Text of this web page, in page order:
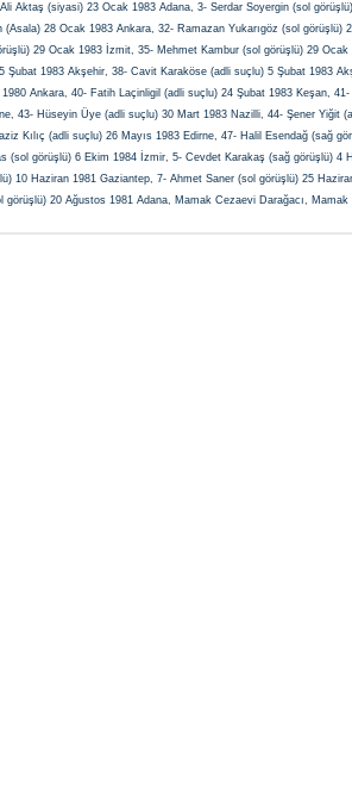
Aktaş (siyasi) 23 Ocak 1983 Adana, 3- Serdar Soyergin (sol
(Asala) 28 Ocak 1983 Ankara, 32- Ramazan Yukarıgöz (sol görüşlü)
29 Ocak 1983 İzmit, 35- Mehmet Kambur (sol görüşlü) 29 Ocak
Şubat 1983 Akşehir, 38- Cavit Karaköse (adli suçlu) 5 Şubat 1983
Ankara, 40- Fatih Laçinligil (adli suçlu) 24 Şubat 1983 Keşan, 41-
, 43- Hüseyin Üye (adli suçlu) 30 Mart 1983 Nazilli, 44- Şener Yiğit
Kılıç (adli suçlu) 26 Mayıs 1983 Edirne, 47- Halil Esendağ (sağ
(sol görüşlü) 6 Ekim 1984 İzmir, 5- Cevdet Karakaş (sağ görüşlü) 4
10 Haziran 1981 Gaziantep, 7- Ahmet Saner (sol görüşlü) 25
görüşlü) 20 Ağustos 1981 Adana, Mamak Cezaevi Darağacı, Mamak